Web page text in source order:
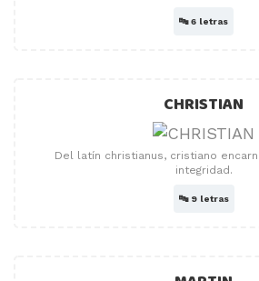
🔤6 letras
CHRISTIAN
Del latín christianus, cristiano
integridad.
🔤 9 letras